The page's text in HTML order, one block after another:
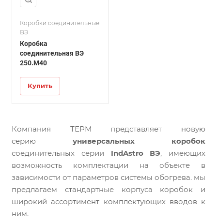
Максимальный ток
размеры
250×255×122 мм
Общий вес
Коробки соединительные
ВЭ
Коробка
соединительная ВЭ
250.М40
Купить
Компания ТЕРМ представляет новую
серию универсальных коробок
соединительных серии IndAstro ВЭ, имеющих
возможность комплектации на объекте в
зависимости от параметров системы обогрева. мы
предлагаем стандартные корпуса коробок и
широкий ассортимент комплектующих вводов к
ним.